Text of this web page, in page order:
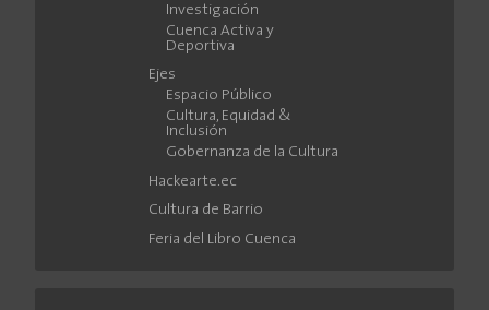
Investigación
Cuenca Activa y
Deportiva
Ejes
Espacio Público
Cultura, Equidad &
Inclusión
Gobernanza de la Cultura
Hackearte.ec
Cultura de Barrio
Feria del Libro Cuenca